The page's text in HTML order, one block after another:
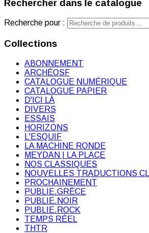
Rechercher dans le catalogue
Recherche pour :
Collections
ABONNEMENT
ARCHÉOSF
CATALOGUE NUMÉRIQUE
CATALOGUE PAPIER
D'ICI LÀ
DIVERS
ESSAIS
HORIZONS
L'ESQUIF
LA MACHINE RONDE
MEYDAN | LA PLACE
NOS CLASSIQUES
NOUVELLES TRADUCTIONS
PROCHAINEMENT
PUBLIE.GRÈCE
PUBLIE.NOIR
PUBLIE.ROCK
TEMPS RÉEL
THTR